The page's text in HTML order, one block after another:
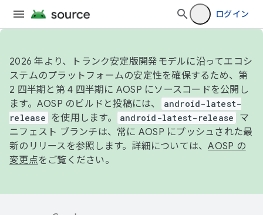
ログイン
2026 年より、トランク安定版開発モデルに沿ってエコシ
ステムのプラットフォームの安定性を確保するため、第
2 四半期と第 4 四半期に AOSP にソースコードを公開し
ます。AOSP のビルドと投稿には、
android-latest-
release
を使用します。 android-latest-release
マ
ニフェスト ブランチは、常に AOSP にプッシュされた最
新のリリースを参照します。詳細については、AOSP の
変更点をご覧ください。